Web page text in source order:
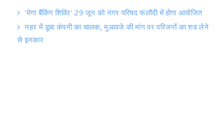
'मेगा बैंकिंग शिविर' 29 जून को नगर परिषद फलौदी में होगा आयोजित
नहर में डूबा कंपनी का चालक, मुआवजे की मांग पर परिजनों का शव लेने
से इनकार